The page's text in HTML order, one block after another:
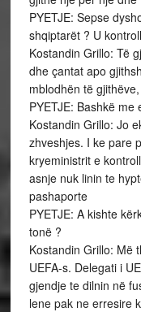
PYETJE: Sepse
shqiptarët ? U
Kostandin Grillo: Të
dhe çantat apo
mblodhën të
PYETJE: Bashkë me
Kostandin Grillo: Jo
zhveshjes. I ke pare
kryeministrit e
asnje nuk linin te
pashaporte
PYETJE: A kishte
tonë ?
Kostandin Grillo: Më
UEFA-s. Delegati i
gjendje te dilnin në
lene pak ne erresire